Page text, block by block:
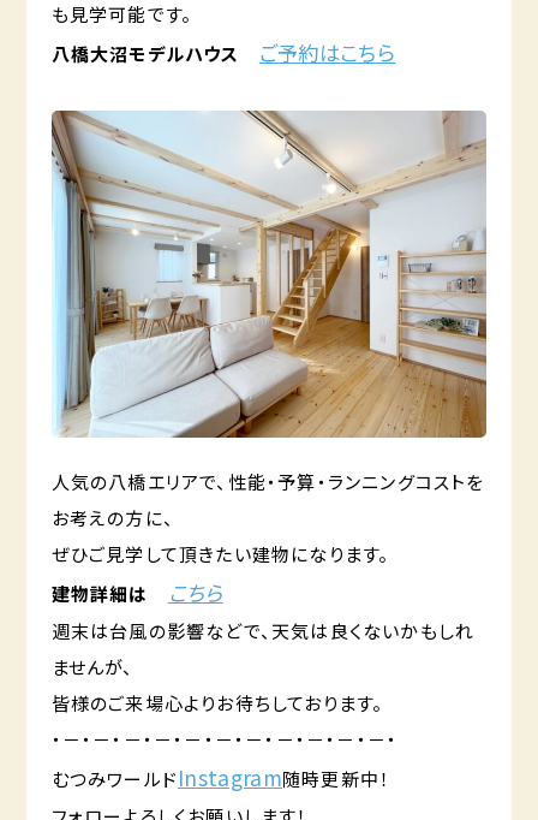
も見学可能です。
八橋大沼モデルハウス ご予約はこちら
人気の八橋エリアで、性能・予算・ランニングコストを
お考えの方に、
ぜひご見学して頂きたい建物になります。
建物詳細は
こちら
週末は台風の影響などで、天気は良くないかもしれ
ませんが、
皆様のご来場心よりお待ちしております。
・－・－・－・－・－・－・－・－・－・－・－・
むつみワールドInstagram随時更新中！